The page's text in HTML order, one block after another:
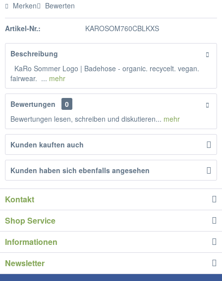
Merken Bewerten
Artikel-Nr.: KAROSOM760CBLKXS
Beschreibung
KaRo Sommer Logo | Badehose - organic. recycelt. vegan.
fairwear. ... mehr
Bewertungen
0
Bewertungen lesen, schreiben und diskutieren... mehr
Kunden kauften auch
Kunden haben sich ebenfalls angesehen
Kontakt
Shop Service
Informationen
Newsletter